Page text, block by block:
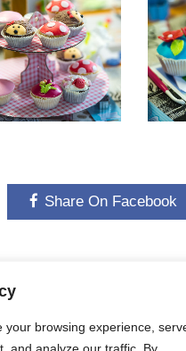
your browsing experience,
and analyze our traffic. By
Share On Facebook